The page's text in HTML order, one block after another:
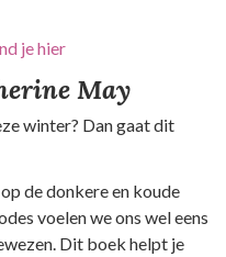
je hier
May
winter? Dan gaat dit
de donkere en koude
voelen we ons wel eens
Dit boek helpt je